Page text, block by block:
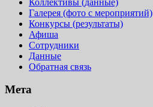
Галерея (фото с мероприятий)
Конкурсы (результаты)
Афиша
Сотрудники
Данные
Обратная связь
Мета